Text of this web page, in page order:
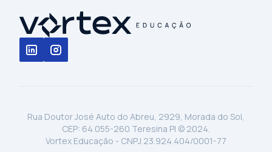
Rua Doutor José Auto do Abreu, 2929, Morada do Sol,
CEP: 64.055-260 Teresina PI © 2024.
Vortex Educação - CNPJ 23.924.404/0001-77